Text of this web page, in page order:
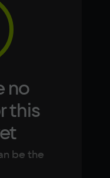
совместимая
no
this
be the